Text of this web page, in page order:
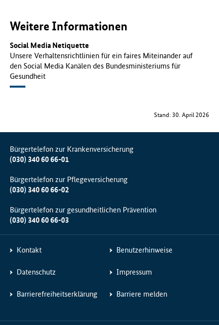
Weitere Informationen
Social Media Netiquette
Unsere Verhaltensrichtlinien für ein faires Miteinander auf
den Social Media Kanälen des Bundesministeriums für
Gesundheit
Stand: 30. April 2026
Bürgertelefon zur Krankenversicherung
(030) 340 60 66-01
Bürgertelefon zur Pflegeversicherung
(030) 340 60 66-02
Bürgertelefon zur gesundheitlichen Prävention
(030) 340 60 66-03
Kontakt Benutzerhinweise
Datenschutz Impressum
Barrierefreiheitserklärung Barriere melden